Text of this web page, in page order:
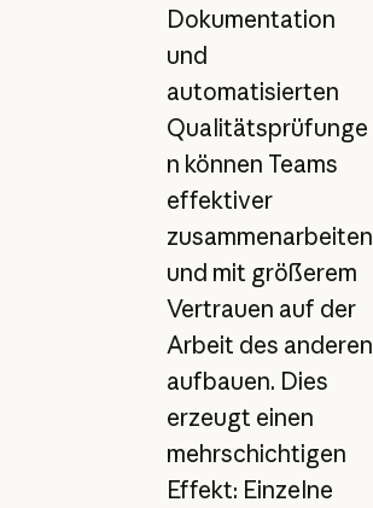
Dokumentation
und
automatisierten
Qualitätsprüfunge
n können Teams
effektiver
zusammenarbeiten
und mit größerem
Vertrauen auf der
Arbeit des anderen
aufbauen. Dies
erzeugt einen
mehrschichtigen
Effekt: Einzelne